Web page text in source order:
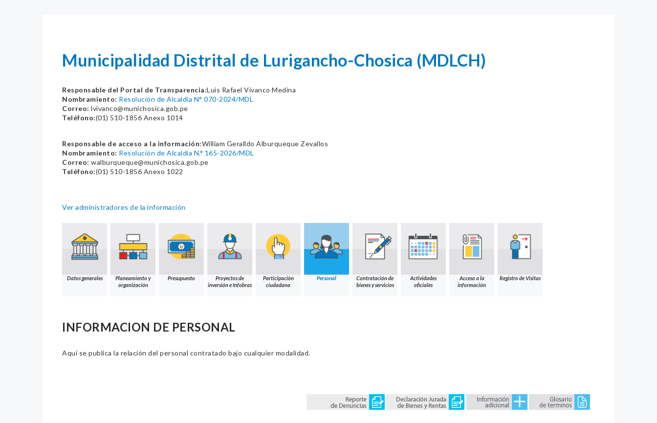
Municipalidad Distrital de Lurigancho-Chosica (MDLCH)
Responsable del Portal de Transparencia:Luis Rafael Vivanco Medina
Nombramiento: Resolución de Alcaldía N° 070-2024/MDL
Correo: lvivanco@munichosica.gob.pe
Teléfono:(01) 510-1856 Anexo 1014
Responsable de acceso a la información:William Geralldo Alburqueque Zevallos
Nombramiento: Resolución de Alcaldía N.° 165-2026/MDL
Correo: walburqueque@munichosica.gob.pe
Teléfono:(01) 510-1856 Anexo 1022
Ver administradores de la información
Datos generales
Planeamiento y
organización
Presupuesto
Proyectos de
inversión e Infobras
Participación
ciudadana
Personal
Contratación de
bienes y servicios
Actividades
oficiales
Acceso a la
información
Registro de Visitas
INFORMACION DE PERSONAL
Aquí se publica la relación del personal contratado bajo cualquier modalidad.